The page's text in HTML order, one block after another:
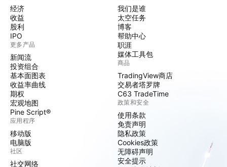
经济
收益
股利
IPO
更多产品
新闻流
投资组合
基本面图表
收益率曲线
期权
宏观地图
Pine Script®
应用程序
移动版
电脑版
社区
社交网络
我们是谁
太空任务
博客
帮助中心
职涯
媒体工具包
商品
TradingView商店
交易者塔罗牌
C63 TradeTime
政策和安全
使用条款
免责声明
隐私政策
Cookies政策
无障碍声明
安全提示